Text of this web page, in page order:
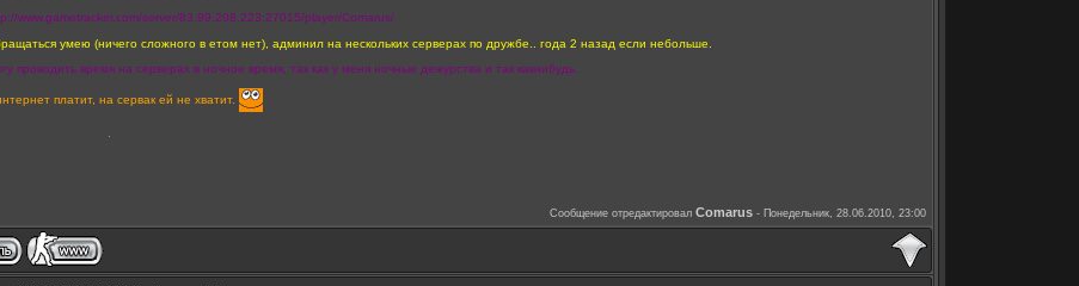
www.gametracker.com/server/83.99.208.223:27015/player/Comarus/
умею (ничего сложного в етом нет), админил на нескольких серверах по дружбе.. года 2 назад если небольше.
проводить время на серверах в ночное время, так как у меня ночные дежурства и так какнибудь.
платит, на сервак ей не хватит.
Сообщение отредактировал Comarus - Понедельник, 28.06.2010, 23:00